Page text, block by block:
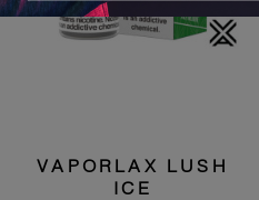
VAPORLAX LUSH
ICE